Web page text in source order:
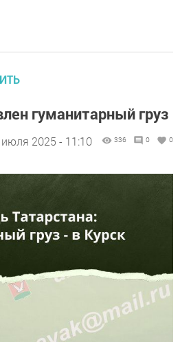
гуманитарный груз
2025 - 11:10 336 0 0